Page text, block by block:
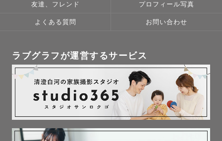
友達、フレンド プロフィール写真
よくある質問 お問い合わせ
ラブグラフが運営するサービス